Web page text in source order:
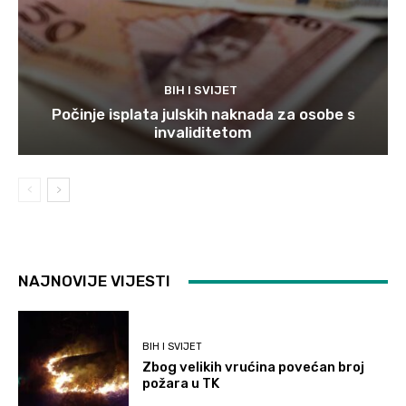
BIH I SVIJET
Počinje isplata julskih naknada za osobe s
invaliditetom
NAJNOVIJE VIJESTI
BIH I SVIJET
Zbog velikih vrućina povećan broj
požara u TK